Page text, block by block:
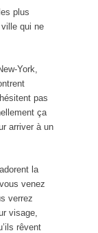
plus
qui ne
York,
pas
ça
arriver à un
la
venez
verrez
visage,
rêvent